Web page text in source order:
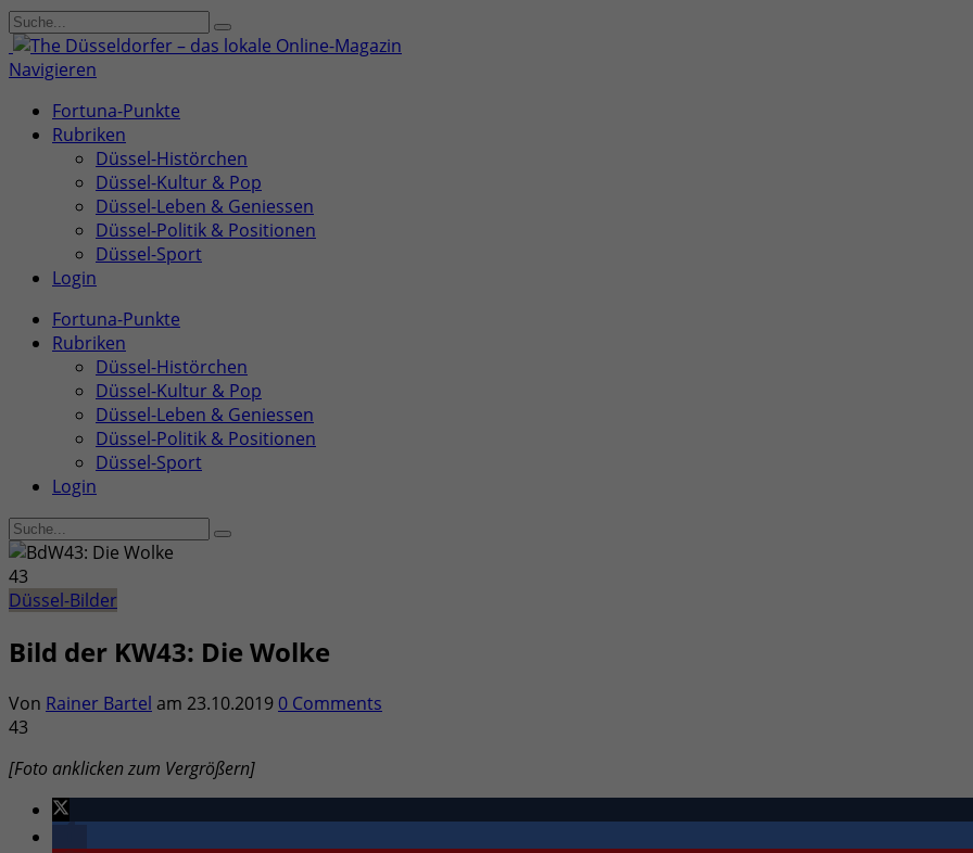
Navigieren
Fortuna-Punkte
Rubriken
Düssel-Histörchen
Düssel-Kultur & Pop
Düssel-Leben & Geniessen
Düssel-Politik & Positionen
Düssel-Sport
Login
Fortuna-Punkte
Rubriken
Düssel-Histörchen
Düssel-Kultur & Pop
Düssel-Leben & Geniessen
Düssel-Politik & Positionen
Düssel-Sport
Login
43
Düssel-Bilder
Bild der KW43: Die Wolke
Von Rainer Bartel am 23.10.2019 0 Comments
43
[Foto anklicken zum Vergrößern]